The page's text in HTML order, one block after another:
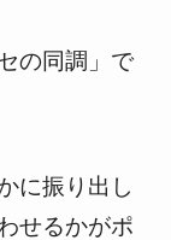
の同調」で
に振り出し
せるかがポ